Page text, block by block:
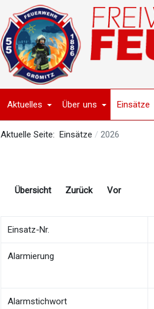
Aktuelles Über uns Einsätze
Aktuelle Seite: Einsätze 2026
Übersicht Zurück Vor
Einsatz-Nr.
Alarmierung
Alarmstichwort